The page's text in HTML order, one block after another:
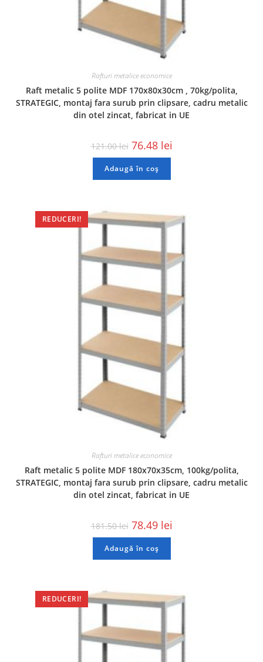
Rafturi metalice economice
Raft metalic 5 polite MDF 170x80x30cm , 70kg/polita,
STRATEGIC, montaj fara surub prin clipsare, cadru metalic
din otel zincat, fabricat in UE
121.00lei 76.48 lei
Adaugă în coș
REDUCERI!
Rafturi metalice economice
Raft metalic 5 polite MDF 180x70x35cm, 100kg/polita,
STRATEGIC, montaj fara surub prin clipsare, cadru metalic
din otel zincat, fabricat in UE
181.50lei 78.49 lei
Adaugă în coș
REDUCERI!